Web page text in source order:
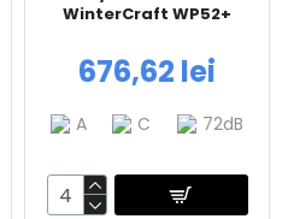
WinterCraft WP52+
676,62 lei
A C 72dB